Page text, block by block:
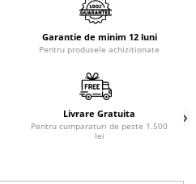
Garantie de minim 12 luni
Pentru produsele achizitionate
Livrare Gratuita
Pentru cumparaturi de peste 1.500
lei